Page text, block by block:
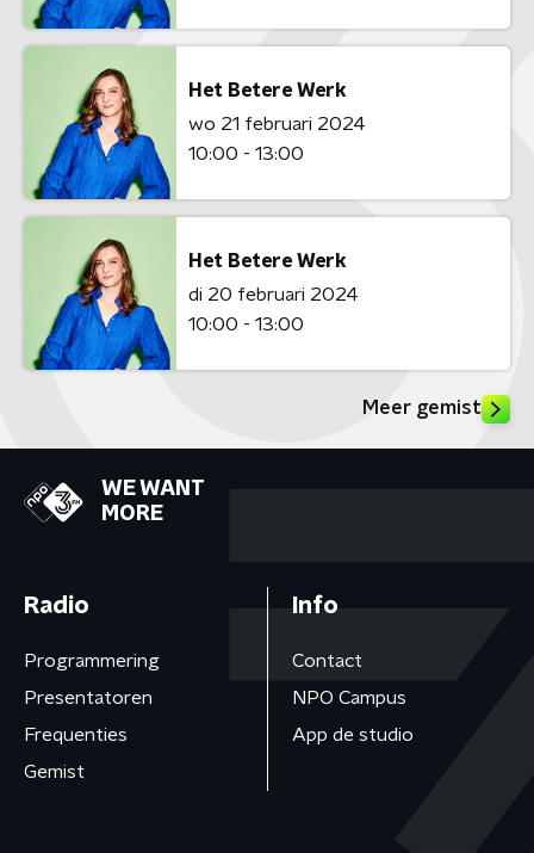
Het Betere Werk
wo 21 februari 2024
10:00 - 13:00
Het Betere Werk
di 20 februari 2024
10:00 - 13:00
Meer gemist
WE WANT
MORE
Radio
Programmering
Presentatoren
Frequenties
Gemist
Info
Contact
NPO Campus
App de studio